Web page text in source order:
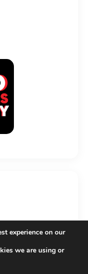
experience on our
we are using or